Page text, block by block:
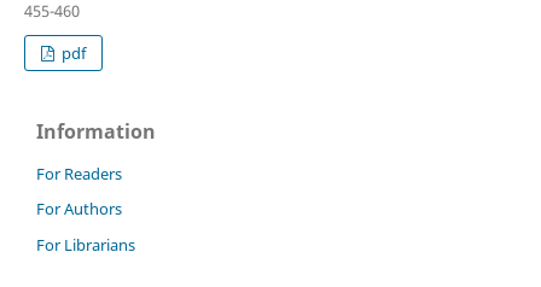
455-460
pdf
Information
For Readers
For Authors
For Librarians